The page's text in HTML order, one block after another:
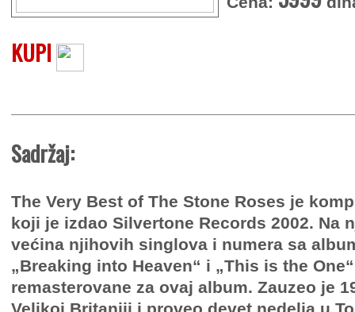
KUPI
Sadržaj:
The Very Best of The Stone Roses je
koji je izdao Silvertone Records 2002. Na
većina njihovih singlova i numera sa
„Breaking into Heaven“ i „This is the
remasterovane za ovaj album. Zauzeo je